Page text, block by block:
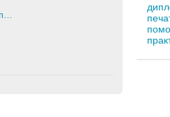
http://www.vladimirka.ru/board/flame/pomosch-nuzhdayuschimsya-1/page/28